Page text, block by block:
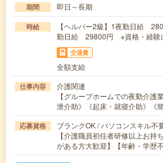
期間 即日～長期
時給
【ヘルパー2級】1夜勤日給
勤日給 29800円 ※資格・経験
交通費
全額支給
仕事内容
介護関連
【グループホームでの夜勤介護
泄介助》《起床・就寝介助》《
応募資格
ブランクOK / パソコンスキル不
【介護職員初任者研修以上お持
がある方大歓迎】【年齢・学歴